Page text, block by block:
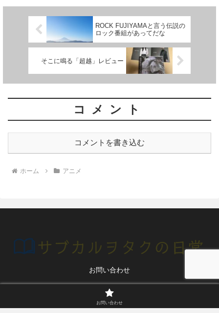
ROCK FUJIYAMAと言う伝説の
ロック番組があってだな
そこに鳴る「超越」レビュー
コメント
コメントを書き込む
ホーム アニメ
お問い合わせ
© 2020 サブカルヲタクの日常.
お問い合わせ